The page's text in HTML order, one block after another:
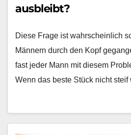
ausbleibt?
Diese Frage ist wahrscheinlich
Männern durch den Kopf
fast jeder Mann mit diesem
Wenn das beste Stück nicht